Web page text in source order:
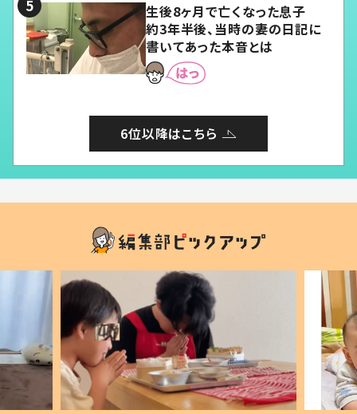
生後8ヶ月で亡くなった息子
約3年半後、当時の妻の日記に
書いてあった本音とは
6位以降はこちら